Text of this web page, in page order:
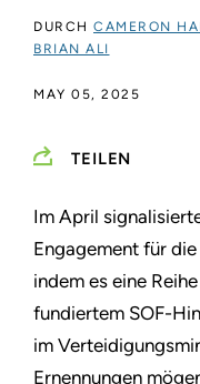
DURCH CAMERON
BRIAN ALI
MAY 05, 2025
TEILEN
Im April
Engagement für
indem es eine
fundiertem SOF-
im
Ernennungen